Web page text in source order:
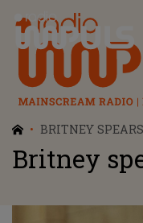
Radio Impuls
BRITNEY
Britney